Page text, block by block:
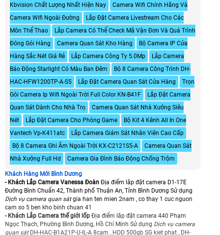
Kbvision Chất Lượng Nhất Hiện Nay
Camera Wifi Chính Hãng Và
Camera Wifi Ngoài Đường
Lắp Đặt Camera Livestream Cho Các
Môn Thể Thao
Lắp Camera Có Thể Check Mã Vận Đơn Và Quá Trình
Đóng Gói Hàng
Camera Quan Sát Kho Hàng
Bộ Camera IP Cửa
Hàng Sắc Nét Giá Rẻ
Lắp Camera Công Ty 5.0Mp
Lắp Camera
Báo Động Starlight Có Màu Ban Đêm
Bộ 8 Camera Công Trình DH-
HAC-HFW1200TP-A-S5
Lắp Đặt Camera Quan Sát Cửa Hàng
Trọn
Gói Camera Ip Wifi Ngoài Trời Full Color KN-B41F
Lắp Đặt Camera
Quan Sát Dành Cho Nhà Trọ
Camera Quan Sát Nhà Xưởng Siêu
Nét
Lắp Đặt Camera Cho Phòng Game
Bộ Kit 4 Kênh All In One
Vantech Vp-K411atc
Lắp Camera Giám Sát Nhân Viên Cao Cấp
Bộ 8 Camera Ghi Âm Ngoài Trời KX-C2121S5-A
Camera Quan Sát
Nhà Xưởng Full Hd
Camera Gia Đình Báo Động Chống Trộm
Khách Hàng Mới Bình Dương
- Khách Lắp Camera Vanessa Đoàn Địa điểm lăp đặt camera D1-17E
Đường Bình Chuẩn 42, Thành phố Thuận An, Tỉnh Bình Dương Sử dụng
Dịch vụ camera quan sátgia han ten mien 2nam , co thay 1 cuc nguon
cam so 5 ben kho binh chuan 41
- Khách Lắp Camera thế giới lốp Địa điểm lăp đặt camera 440 Phạm
Ngọc Thạch, Phường Bình Dương, Hồ Chí Minh Sử dụng Dịch vụ camera
quan sát DH-HAC-B1A21P-U-IL-A 8cam , HDD 500gb SG kiet phat , DH-